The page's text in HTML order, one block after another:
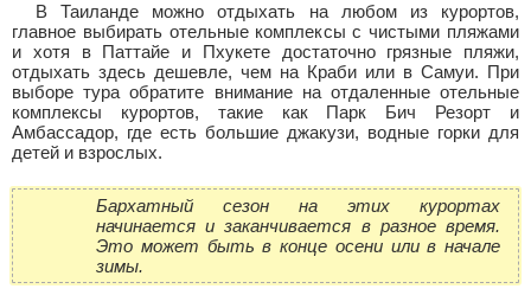
В Таиланде можно отдыхать на любом из курортов,
главное выбирать отельные комплексы с чистыми пляжами
и хотя в Паттайе и Пхукете достаточно грязные пляжи,
отдыхать здесь дешевле, чем на Краби или в Самуи. При
выборе тура обратите внимание на отдаленные отельные
комплексы курортов, такие как Парк Бич Резорт и
Амбассадор, где есть большие джакузи, водные горки для
детей и взрослых.
Бархатный сезон на этих курортах
начинается и заканчивается в разное время.
Это может быть в конце осени или в начале
зимы.